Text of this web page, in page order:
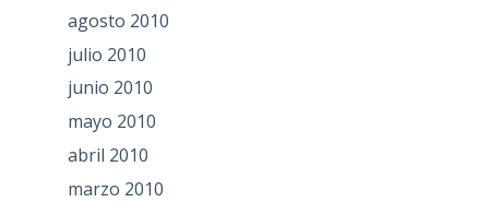
agosto 2010
julio 2010
junio 2010
mayo 2010
abril 2010
marzo 2010